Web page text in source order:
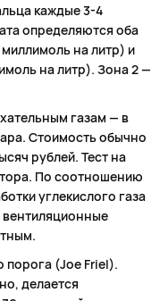
каждые 3-4
определяются оба
на литр) и
на литр). Зона 2 —
газам — в
Стоимость обычно
рублей. Тест на
По соотношению
углекислого газа
вентиляционные
порога (Joe Friel).
делается